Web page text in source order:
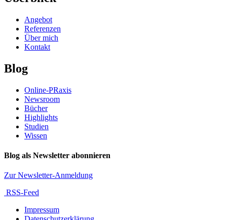
Angebot
Referenzen
Über mich
Kontakt
Blog
Online-PRaxis
Newsroom
Bücher
Highlights
Studien
Wissen
Blog als Newsletter abonnieren
Zur Newsletter-Anmeldung
RSS-Feed
Impressum